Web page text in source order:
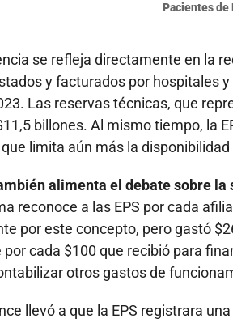
Pacientes de
se refleja directamente en la
y facturados por hospitales
Las reservas técnicas, que
billones. Al mismo tiempo, la
limita aún más la
alimenta el debate sobre la
reconoce a las EPS por cada
por este concepto, pero gastó
por cada $100 que recibió para
otros gastos de
llevó a que la EPS registrara